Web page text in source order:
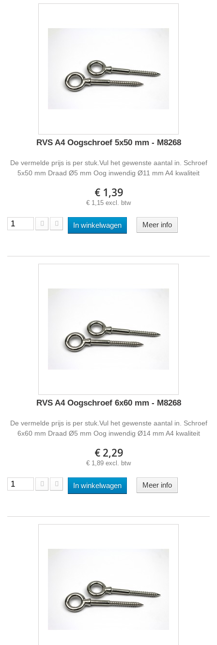
RVS A4 Oogschroef 5x50 mm - M8268
De vermelde prijs is per stuk.Vul het gewenste aantal in. Schroef
5x50 mm Draad Ø5 mm Oog inwendig Ø11 mm A4 kwaliteit
€ 1,39
€ 1,15 excl. btw
In winkelwagen Meer info
RVS A4 Oogschroef 6x60 mm - M8268
De vermelde prijs is per stuk.Vul het gewenste aantal in. Schroef
6x60 mm Draad Ø5 mm Oog inwendig Ø14 mm A4 kwaliteit
€ 2,29
€ 1,89 excl. btw
In winkelwagen Meer info